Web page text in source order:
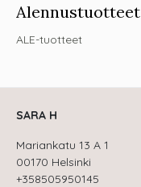
Alennustuotteet
ALE-tuotteet
SARA H
Mariankatu 13 A 1
00170 Helsinki
+358505950145